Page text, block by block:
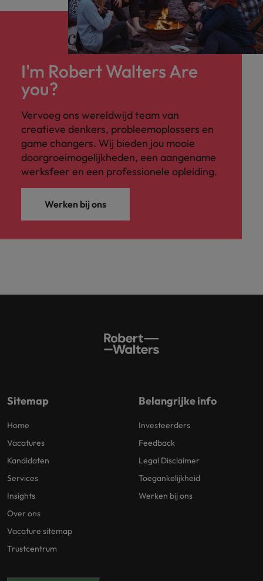
I'm Robert Walters Are
you?
Vervoeg ons wereldwijd team van
creatieve denkers, probleemoplossers en
game changers. Wij bieden jou mooie
doorgroeimogelijkheden, een aangename
werksfeer en een professionele opleiding.
Werken bij ons
Sitemap
Home
Vacatures
Kandidaten
Services
Insights
Over ons
Vacature sitemap
Trustcentrum
Belangrijke info
Investeerders
Feedback
Legal Disclaimer
Toegankelijkheid
Werken bij ons